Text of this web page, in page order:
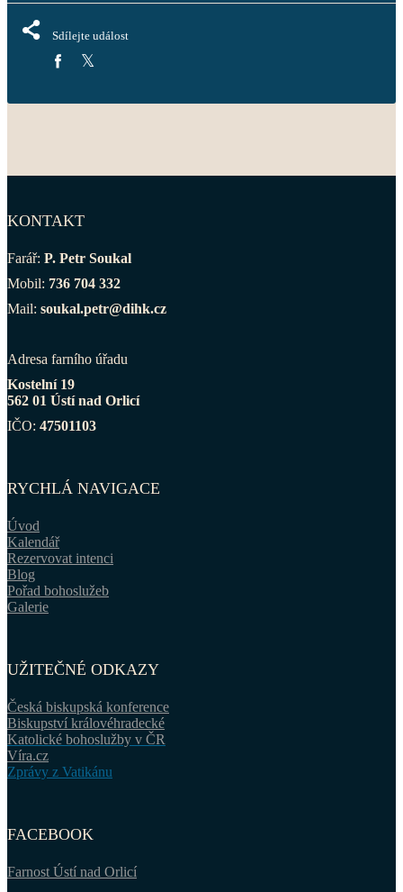
Sdílejte událost
KONTAKT
Farář: P. Petr Soukal
Mobil: 736 704 332
Mail: soukal.petr@dihk.cz
Adresa farního úřadu
Kostelní 19
562 01 Ústí nad Orlicí
IČO: 47501103
RYCHLÁ NAVIGACE
Úvod
Kalendář
Rezervovat intenci
Blog
Pořad bohoslužeb
Galerie
UŽITEČNÉ ODKAZY
Česká biskupská konference
Biskupství královéhradecké
Katolické bohoslužby v ČR
Víra.cz
Zprávy z Vatikánu
FACEBOOK
Farnost Ústí nad Orlicí